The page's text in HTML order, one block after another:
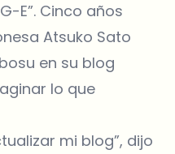
E”. Cinco años
Atsuko Sato
en su blog
lo que
mi blog”, dijo